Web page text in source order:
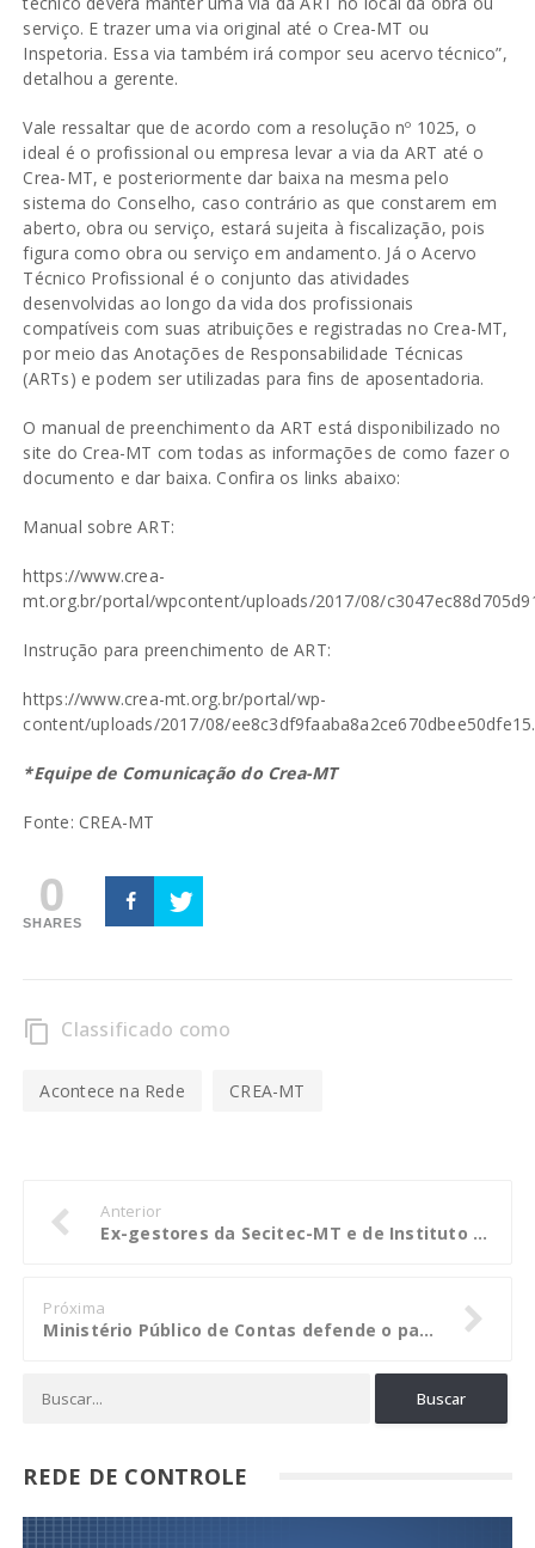
serviço. E trazer uma via original até o Crea-MT ou
Inspetoria. Essa via também irá compor seu acervo técnico”,
detalhou a gerente.
Vale ressaltar que de acordo com a resolução nº 1025, o
ideal é o profissional ou empresa levar a via da ART até o
Crea-MT, e posteriormente dar baixa na mesma pelo
sistema do Conselho, caso contrário as que constarem em
aberto, obra ou serviço, estará sujeita à fiscalização, pois
figura como obra ou serviço em andamento. Já o Acervo
Técnico Profissional é o conjunto das atividades
desenvolvidas ao longo da vida dos profissionais
compatíveis com suas atribuições e registradas no Crea-MT,
por meio das Anotações de Responsabilidade Técnicas
(ARTs) e podem ser utilizadas para fins de aposentadoria.
O manual de preenchimento da ART está disponibilizado no
site do Crea-MT com todas as informações de como fazer o
documento e dar baixa. Confira os links abaixo:
Manual sobre ART:
https://www.crea-
mt.org.br/portal/wpcontent/uploads/2017/08/
Instrução para preenchimento de ART:
https://www.crea-mt.org.br/portal/wp-
content/uploads/2017/08/
*Equipe de Comunicação do Crea-MT
Fonte: CREA-MT
0
SHARES
content_copy Classificado como
Acontece na Rede CREA-MT
Anterior
Ex-gestores da Secitec-MT e de Instituto devem restituir R$574,6 mil aos cofres públicos
Próxima
Ministério Público de Contas defende o pagamento do RGA a servidores
REDE DE CONTROLE